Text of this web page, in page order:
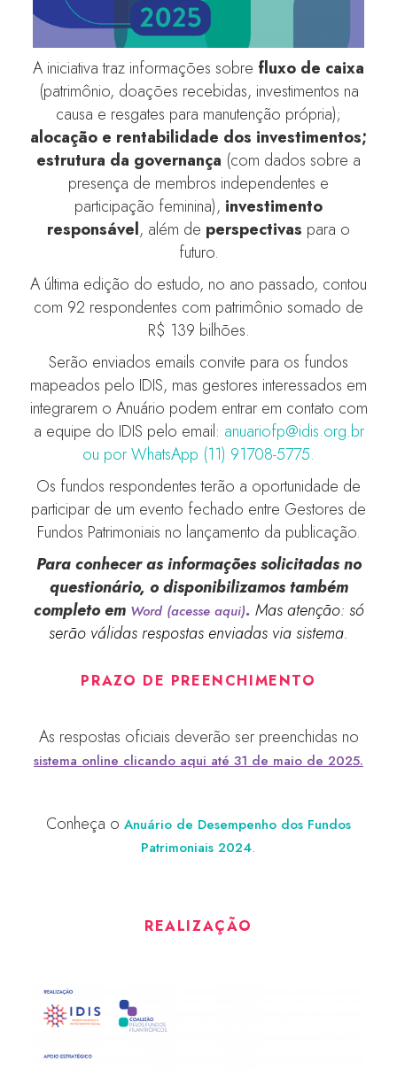
A iniciativa traz informações sobre fluxo de caixa
(patrimônio, doações recebidas, investimentos na
causa e resgates para manutenção própria);
alocação e rentabilidade dos investimentos;
estrutura da governança (com dados sobre a
presença de membros independentes e
participação feminina), investimento
responsável, além de perspectivas para o
futuro.
A última edição do estudo, no ano passado, contou
com 92 respondentes com patrimônio somado de
R$ 139 bilhões.
Serão enviados emails convite para os fundos
mapeados pelo IDIS, mas gestores interessados em
integrarem o Anuário podem entrar em contato com
a equipe do IDIS pelo email: anuariofp@idis.org.br
ou por WhatsApp (11) 91708-5775.
Os fundos respondentes terão a oportunidade de
participar de um evento fechado entre Gestores de
Fundos Patrimoniais no lançamento da publicação.
Para conhecer as informações solicitadas no
questionário, o disponibilizamos também
completo em Word (acesse aqui). Mas atenção: só
serão válidas respostas enviadas via sistema.
PRAZO DE PREENCHIMENTO
As respostas oficiais deverão ser preenchidas no
sistema online clicando aqui até 31 de maio de 2025.
Conheça o Anuário de Desempenho dos Fundos
Patrimoniais 2024.
REALIZAÇÃO